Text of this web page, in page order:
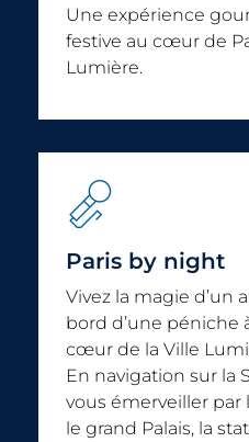
Une expérience
festive au cœur de
Lumière.
Paris by night
Vivez la magie d’un
bord d’une péniche
cœur de la Ville
En navigation sur la
vous émerveiller par
le grand Palais, la